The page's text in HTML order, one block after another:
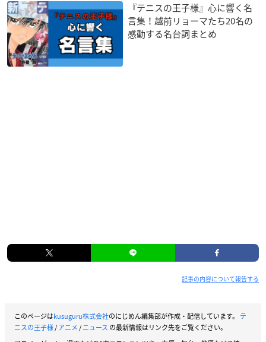
『テニスの王子様』心に響く名
言集！越前リョーマたち20名の
感動する名台詞まとめ
記事の内容について報告する
このページはkusuguru株式会社のにじめん編集部が作成・配信しています。 テ
ニスの王子様/アニメ/ニュース の最新情報はリンク先をご覧ください。